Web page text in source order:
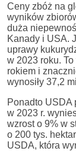
Ceny zbóż na
wyników
duża
Kanady i USA.
uprawy
w 2023 roku.
rokiem i
wynosiły 37,2
Ponadto USDA
w 2023 r.
wzrost o 9% w
o 200 tys.
USDA, która